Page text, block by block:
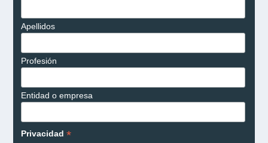
Apellidos
Profesión
Entidad o empresa
Privacidad *